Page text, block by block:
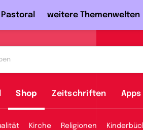
weitere Themenwelten
Shop Zeitschriften Apps
Kirche Religionen